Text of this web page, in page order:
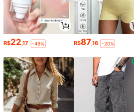
R$22,17 -49% R$87,16 -20%